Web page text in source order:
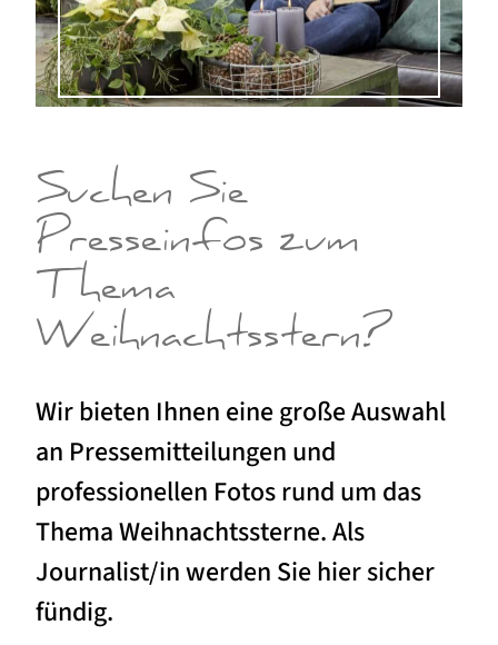
Suchen Sie
Presseinfos zum
Thema
Weihnachtsstern?
Wir bieten Ihnen eine große Auswahl
an Pressemitteilungen und
professionellen Fotos rund um das
Thema Weihnachtssterne. Als
Journalist/in werden Sie hier sicher
fündig.